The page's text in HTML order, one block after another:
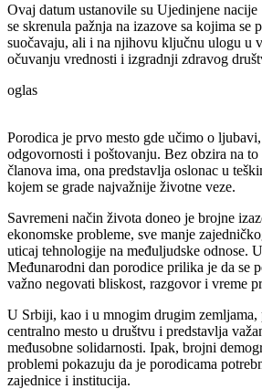
Ovaj datum ustanovile su Ujedinjene
se skrenula pažnja na izazove sa kojima se
suočavaju, ali i na njihovu ključnu ulogu u
očuvanju vrednosti i izgradnji zdravog
oglas
Porodica je prvo mesto gde učimo o
odgovornosti i poštovanju. Bez obzira na
članova ima, ona predstavlja oslonac u
kojem se grade najvažnije životne veze.
Savremeni način života doneo je brojne
ekonomske probleme, sve manje
uticaj tehnologije na međuljudske odnose.
Međunarodni dan porodice prilika je da se
važno negovati bliskost, razgovor i vreme
U Srbiji, kao i u mnogim drugim zemljama,
centralno mesto u društvu i predstavlja
međusobne solidarnosti. Ipak, brojni
problemi pokazuju da je porodicama
zajednice i institucija.